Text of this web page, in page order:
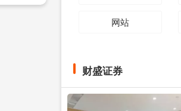
网站
财盛证券